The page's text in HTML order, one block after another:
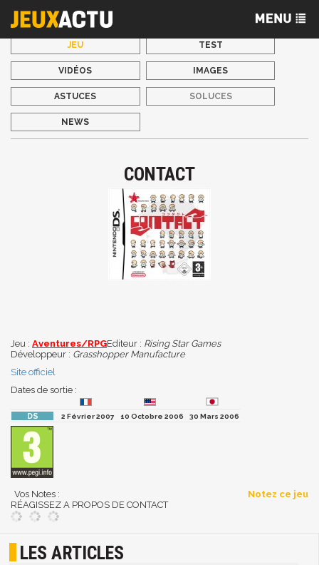
JEU TEST
VIDÉOS IMAGES
ASTUCES SOLUCES
NEWS
CONTACT
Jeu : Aventures/RPGEditeur : Rising Star Games
Développeur : Grasshopper Manufacture
Site officiel
Dates de sortie :
2 Février 2007 10 Octobre 2006 30 Mars 2006
Vos Notes :
Notez ce jeu
RÉAGISSEZ A PROPOS DE CONTACT
LES ARTICLES